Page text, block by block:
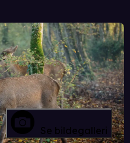
Se bildegalleri